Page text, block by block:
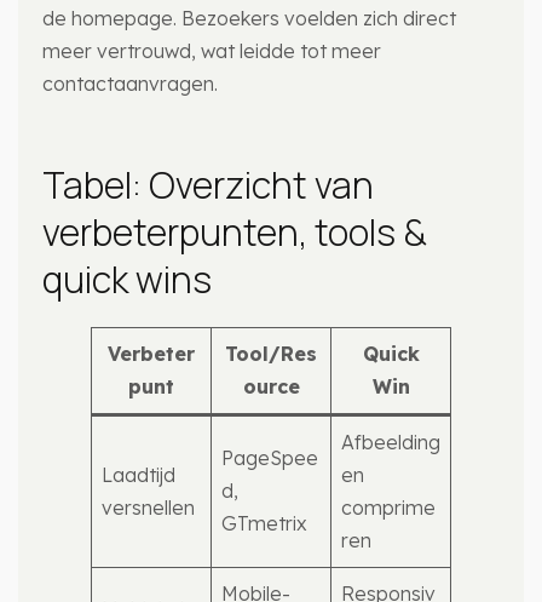
de homepage. Bezoekers voelden zich direct
meer vertrouwd, wat leidde tot meer
contactaanvragen.
Tabel: Overzicht van
verbeterpunten, tools &
quick wins
Verbeter
punt
Tool/Res
ource
Quick
Win
Laadtijd
versnellen
PageSpee
d,
GTmetrix
Afbeelding
en
comprime
ren
Mobile-
Responsiv